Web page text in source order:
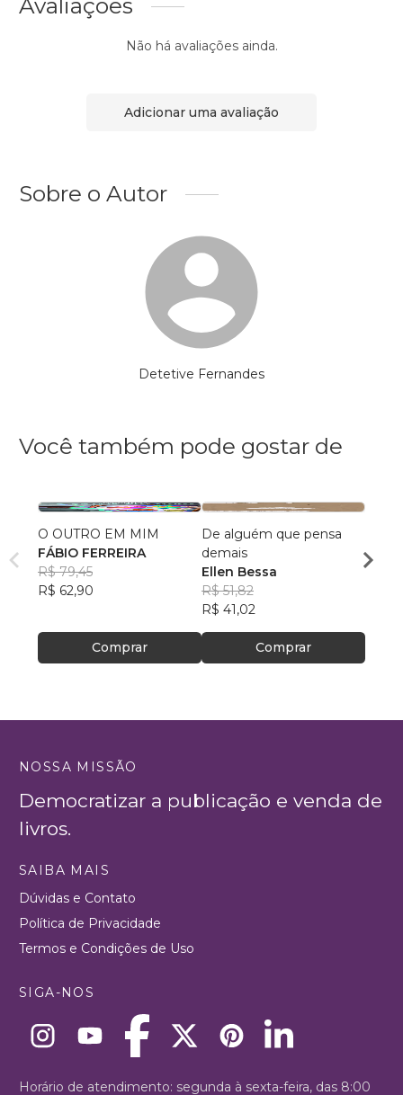
Avaliações
Não há avaliações ainda.
Adicionar uma avaliação
Sobre o Autor
Detetive Fernandes
Você também pode gostar de
O OUTRO EM MIM
FÁBIO FERREIRA
R$ 79,45
R$ 62,90
Comprar
De alguém que pensa
demais
Ellen Bessa
R$ 51,82
R$ 41,02
Comprar
das
NOSSA MISSÃO
Democratizar a publicação e venda de
livros.
SAIBA MAIS
Dúvidas e Contato
Política de Privacidade
Termos e Condições de Uso
SIGA-NOS
Horário de atendimento: segunda à sexta-feira, das 8:00